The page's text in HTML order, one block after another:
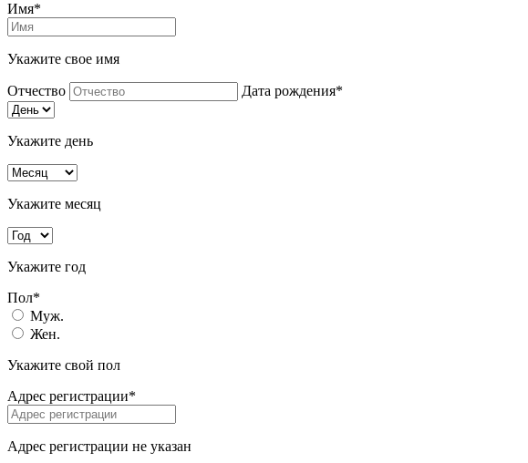
Имя*
Укажите свое имя
Отчество Дата рождения*
Укажите день
Укажите месяц
Укажите год
Пол*
Муж.
Жен.
Укажите свой пол
Адрес регистрации*
Адрес регистрации не указан